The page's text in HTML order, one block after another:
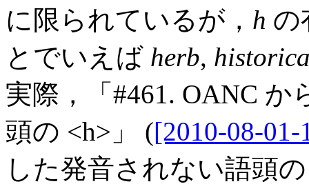
に限られているが， h の
とでいえば herb,
実際，「#461. OANC
頭の <h>」 ([2010-08-01-
した発音されない語頭